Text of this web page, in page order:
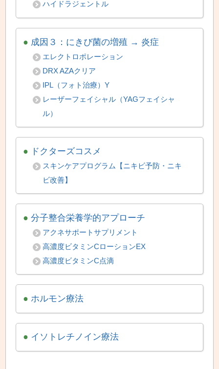
ハイドラジェントル
● 成因３：にきび菌の増殖 → 炎症
エレクトロポレーション
DRX AZAクリア
IPL（フォト治療）Y
レーザーフェイシャル（YAGフェイシャ
ル）
● ドクターズコスメ
スキンケアプログラム【ニキビ予防・ニキ
ビ改善】
● 分子整合栄養学的アプローチ
アクネサポートサプリメント
高濃度ビタミンCローションEX
高濃度ビタミンC点滴
● ホルモン療法
● イソトレチノイン療法